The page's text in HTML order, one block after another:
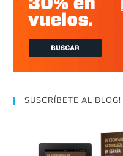
SUSCRÍBETE AL BLOG!